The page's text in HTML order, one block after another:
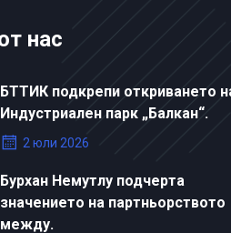
нас
БТТИК подкрепи откриването
Индустриален парк „Балкан“.
2 юли 2026
Бурхан Немутлу подчерта
значението на партньорството
между.